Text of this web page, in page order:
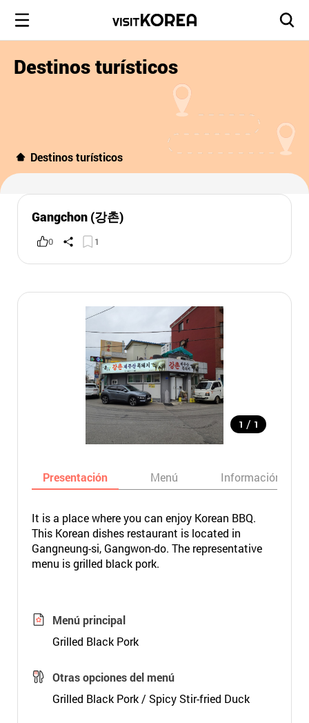
Destinos turísticos
Destinos turísticos
Gangchon (강촌)
0 1
1 / 1
Presentación Menú Información
It is a place where you can enjoy Korean BBQ.
This Korean dishes restaurant is located in
Gangneung-si, Gangwon-do. The representative
menu is grilled black pork.
Menú principal
Grilled Black Pork
Otras opciones del menú
Grilled Black Pork / Spicy Stir-fried Duck